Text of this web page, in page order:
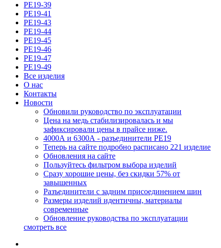
РЕ19-39
РЕ19-41
РЕ19-43
РЕ19-44
РЕ19-45
РЕ19-46
РЕ19-47
РЕ19-49
Все изделия
О нас
Контакты
Новости
Обновили руководство по эксплуатации
Цена на медь стабилизировалась и мы
зафиксировали цены в прайсе ниже.
4000А и 6300А - разъединители РЕ19
Теперь на сайте подробно расписано 221 изделие
Обновления на сайте
Пользуйтесь фильтром выбора изделий
Сразу хорошие цены, без скидки 57% от
завышенных
Разъединители с задним присоединением шин
Размеры изделий идентичны, материалы
современные
Обновление руководства по эксплуатации
смотреть все